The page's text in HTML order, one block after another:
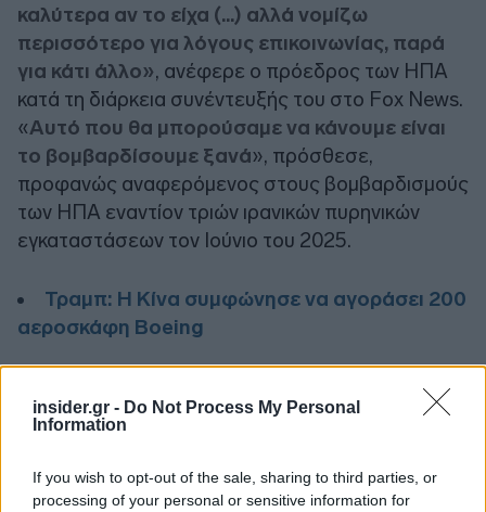
insider.gr - Do Not Process My Personal
Information
If you wish to opt-out of the sale, sharing to third parties, or
processing of your personal or sensitive information for
καλύτερα αν το είχα (...) αλλά νομίζω
περισσότερο για λόγους επικοινωνίας, παρά
για κάτι άλλο», ανέφερε ο πρόεδρος των ΗΠΑ
κατά τη διάρκεια συνέντευξής του στο Fox News.
«Αυτό που θα μπορούσαμε να κάνουμε είναι
το βομβαρδίσουμε ξανά», πρόσθεσε,
προφανώς αναφερόμενος στους βομβαρδισμούς
των ΗΠΑ εναντίον τριών ιρανικών πυρηνικών
εγκαταστάσεων τον Ιούνιο του 2025.
Τραμπ: Η Κίνα συμφώνησε να αγοράσει 200
αεροσκάφη Boeing
διάφορες,
συχνά αντιφατικές δηλώσειςγια το απόθεμα
που διαθέτει το Ιράν. Έχει πει για παράδειγμα ότι
είναι απροσπέλαστο, διότι θάφτηκε στα